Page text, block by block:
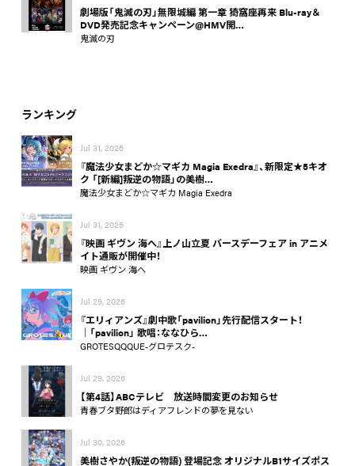
劇場版「鬼滅の刃」無限城編 第一章 猗窩座再来 Blu-ray＆
DVD発売記念キャンペーン@HMV開…
鬼滅の刃
ランキング
Jul 31, 2026
『魔法少女まどか☆マギカ Magia Exedra』、新限定★5キオ
ク 「[新編]叛逆の物語」の美樹…
魔法少女まどか☆マギカ Magia Exedra
Jul 31, 2026
『映画 ギヴン 海へ』上ノ山立夏 バースデーフェア in アニメ
イト通販が開催中！
映画 ギヴン 海へ
Jul 29, 2026
『エリィアンズ』劇中歌「pavilion」先行配信スタート！
│「pavilion」 歌唱：ななひら…
GROTESQQQUE-グロテスク-
Jul 29, 2026
【第4話】ABCテレビ 放送時間変更のお知らせ
青春ブタ野郎はディアフレンドの夢を見ない
Jul 30, 2026
美樹さやか(叛逆の物語) 登場記念 オリジナルB1サイズポス